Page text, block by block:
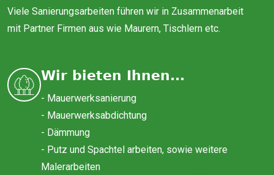
Viele Sanierungsarbeiten führen wir in Zusammenarbeit
mit Partner Firmen aus wie Maurern, Tischlern etc.
Wir bieten Ihnen...
- Mauerwerksanierung
- Mauerwerksabdichtung
- Dämmung
- Putz und Spachtel arbeiten, sowie weitere
Malerarbeiten